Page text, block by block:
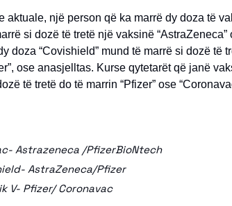
aktuale, një person që ka marrë dy doza të
si dozë të tretë një vaksinë “AstraZeneca”
doza “Covishield” mund të marrë si dozë të
ose anasjelltas. Kurse qytetarët që janë
të tretë do të marrin “Pfizer” ose
Astrazeneca /PfizerBioNtech
AstraZeneca/Pfizer
V- Pfizer/ Coronavac